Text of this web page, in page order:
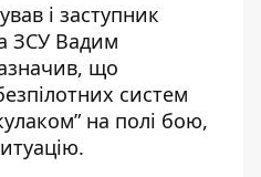
і заступник
ЗСУ Вадим
що
систем
на полі бою,